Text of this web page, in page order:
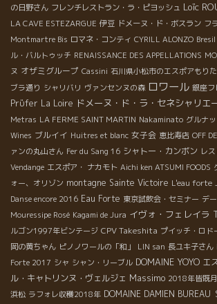
の日野さん フレンチレストラン・ラ・ピヨッシュ Loïc
LA CAVE ESTEZARGUE 伊豆 ドメーヌ・ド・ボスラン フ
Montmartre Bis ロマネ・コンティ CYRILL ALONZO Bresil
ル・バルトゥッチ RENAISSANCE DES APPELLATIONS
ヌ オザミグループ Cassini 石川県小松市のエスポアもり
ブラ通り シャリバリ ヴァンセンヌの森 ロワール 銀座フ
Prϋfer La Loire ドメーヌ・ド・ラ・セネシャリエ
Metras LA FERME SAINT MARTIN Nakaminato グルナ
Wines ブルイイ Huitres et blanc 女子会 恵比寿店 OFF
ァンの丸山さん Fer du Sang 16 シャトー・カンボン レ
Vendange エスポア・ ナカモト Aichi ken ATSUMI FOODS
ォー、オリゾン montagne Sainte Victoire L'eau forte
Danse encore 2016 Eau Forte 東京試飲会・セミナー デ
Mouressipe Rosé Kagami de Jura イヴォ・フェレイラ
ルゴン1997年ビンテージ CPV Takeshita プイッチ・ロド
岡の黄ちゃん ピノノワールの「和」 LIN san 長ユキ子さん
Forte 2017 シャ シャン・リーブル DOMAINE YOYO エ
ル・キャトリンヌ・ヴェルジェ Massimo 2018年皆既
浜松 ラフォレ収穫2018年 DOMAINE DAMIEN BUREAU